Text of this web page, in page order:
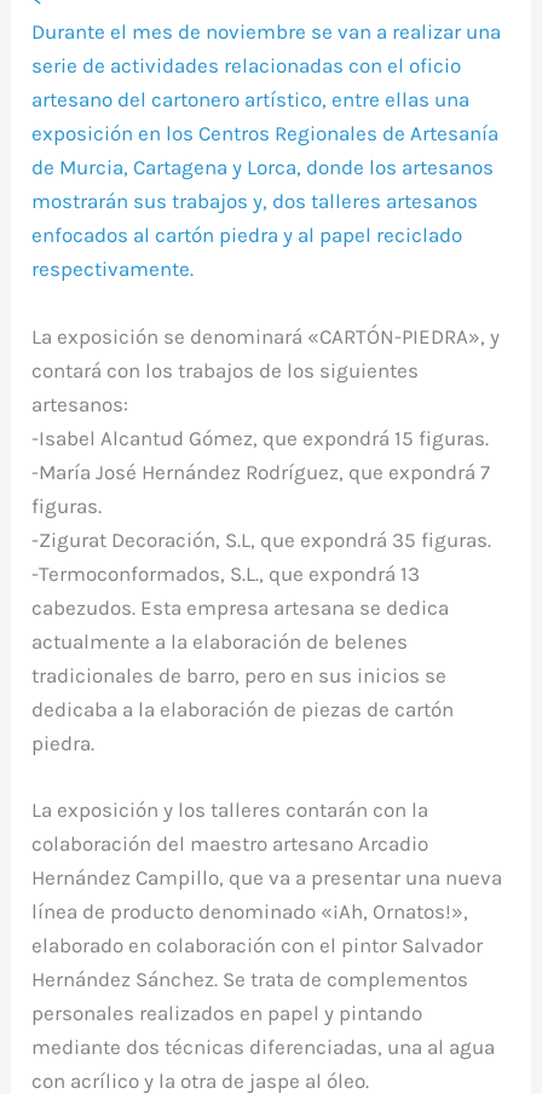
Durante el mes de noviembre se van a realizar una
serie de actividades relacionadas con el oficio
artesano del cartonero artístico, entre ellas una
exposición en los Centros Regionales de Artesanía
de Murcia, Cartagena y Lorca, donde los artesanos
mostrarán sus trabajos y, dos talleres artesanos
enfocados al cartón piedra y al papel reciclado
respectivamente.
La exposición se denominará «CARTÓN-PIEDRA», y
contará con los trabajos de los siguientes
artesanos:
-Isabel Alcantud Gómez, que expondrá 15 figuras.
-María José Hernández Rodríguez, que expondrá 7
figuras.
-Zigurat Decoración, S.L, que expondrá 35 figuras.
-Termoconformados, S.L., que expondrá 13
cabezudos. Esta empresa artesana se dedica
actualmente a la elaboración de belenes
tradicionales de barro, pero en sus inicios se
dedicaba a la elaboración de piezas de cartón
piedra.
La exposición y los talleres contarán con la
colaboración del maestro artesano Arcadio
Hernández Campillo, que va a presentar una nueva
línea de producto denominado «¡Ah, Ornatos!»,
elaborado en colaboración con el pintor Salvador
Hernández Sánchez. Se trata de complementos
personales realizados en papel y pintando
mediante dos técnicas diferenciadas, una al agua
con acrílico y la otra de jaspe al óleo.